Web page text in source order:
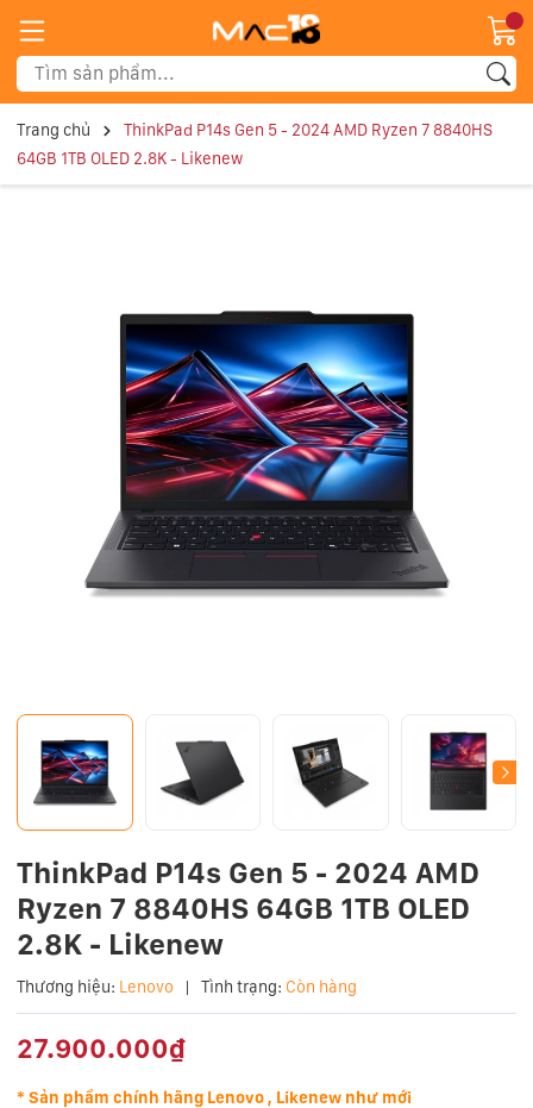
Trang chủ
ThinkPad P14s Gen 5 - 2024 AMD Ryzen 7 8840HS
64GB 1TB OLED 2.8K - Likenew
ThinkPad P14s Gen 5 - 2024 AMD
Ryzen 7 8840HS 64GB 1TB OLED
2.8K - Likenew
Thương hiệu: Lenovo | Tình trạng: Còn hàng
27.900.000₫
* Sản phẩm chính hãng Lenovo , Likenew như mới